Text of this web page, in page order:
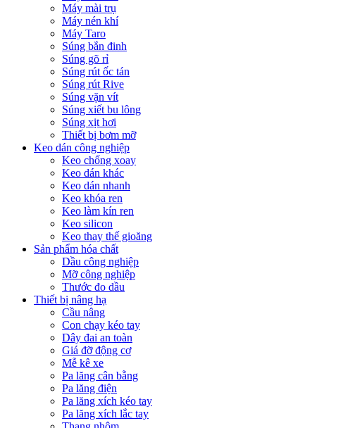
Máy mài trụ
Máy nén khí
Máy Taro
Súng bắn đinh
Súng gõ rỉ
Súng rút ốc tán
Súng rút Rive
Súng vặn vít
Súng xiết bu lông
Súng xịt hơi
Thiết bị bơm mỡ
Keo dán công nghiệp
Keo chống xoay
Keo dán khác
Keo dán nhanh
Keo khóa ren
Keo làm kín ren
Keo silicon
Keo thay thế gioăng
Sản phẩm hóa chất
Dầu công nghiệp
Mỡ công nghiệp
Thước đo dầu
Thiết bị nâng hạ
Cầu nâng
Con chạy kéo tay
Dây đai an toàn
Giá đỡ động cơ
Mễ kê xe
Pa lăng cân bằng
Pa lăng điện
Pa lăng xích kéo tay
Pa lăng xích lắc tay